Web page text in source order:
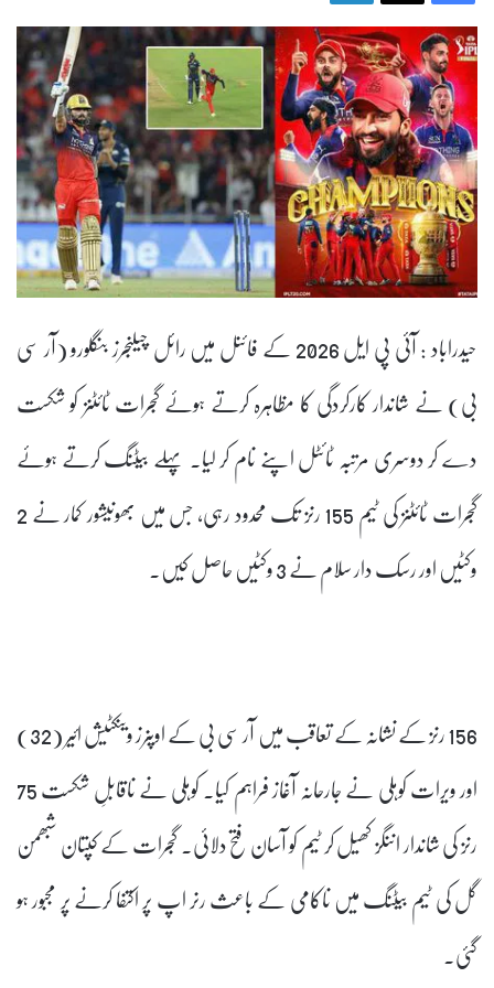
حیدراباد : آئی پی ایل 2026 کے فائنل میں رائل چیلنجرز بنگلورو (آر سی
بی) نے شاندار کارکردگی کا مظاہرہ کرتے ہوئے گجرات ٹائٹنز کو شکست
دے کر دوسری مرتبہ ٹائٹل اپنے نام کر لیا۔ پہلے بیٹنگ کرتے ہوئے
گجرات ٹائٹنز کی ٹیم 155 رنز تک محدود رہی، جس میں بھونیشور کمار نے 2
وکٹیں اور رسک دار سلام نے 3 وکٹیں حاصل کیں۔
156 رنز کے نشانہ کے تعاقب میں آر سی بی کے اوپنرز وینکٹیش ائیر (32)
اور ویرات کوہلی نے جارحانہ آغاز فراہم کیا۔ کوہلی نے ناقابلِ شکست 75
رنز کی شاندار اننگز کھیل کر ٹیم کو آسان فتح دلائی۔ گجرات کے کپتان شبھمن
گل کی ٹیم بیٹنگ میں ناکامی کے باعث رنر اپ پر اکتفا کرنے پر مجبور ہو
گئی۔